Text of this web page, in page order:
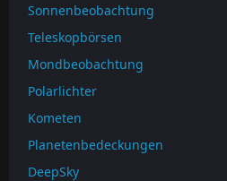
Sonnenbeobachtung
Teleskopbörsen
Mondbeobachtung
Polarlichter
Kometen
Planetenbedeckungen
DeepSky